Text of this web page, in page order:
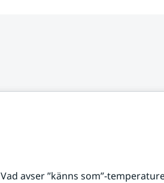
avser ”känns som”-